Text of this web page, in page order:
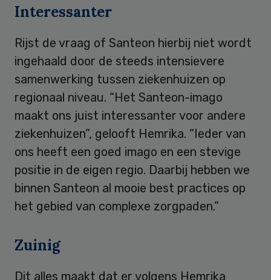
Interessanter
Rijst de vraag of Santeon hierbij niet wordt
ingehaald door de steeds intensievere
samenwerking tussen ziekenhuizen op
regionaal niveau. “Het Santeon-imago
maakt ons juist interessanter voor andere
ziekenhuizen”, gelooft Hemrika. “Ieder van
ons heeft een goed imago en een stevige
positie in de eigen regio. Daarbij hebben we
binnen Santeon al mooie best practices op
het gebied van complexe zorgpaden.”
Zuinig
Dit alles maakt dat er volgens Hemrika